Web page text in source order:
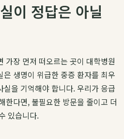
이 정답은 아닐
가장 먼저 떠오르는 곳이 대학병원
생명이 위급한 중증 환자를 최우
을 기억해야 합니다. 우리가 응급
한다면, 불필요한 방문을 줄이고 더
있습니다.